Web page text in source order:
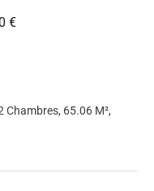
€
Chambres, 65.06 M²,